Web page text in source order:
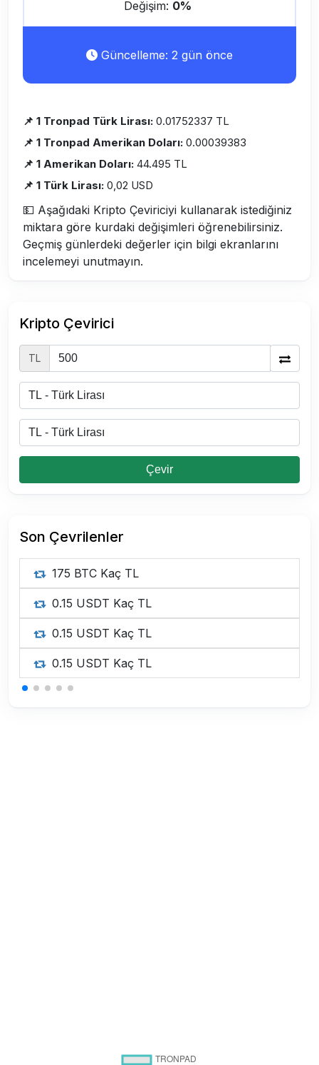
Değişim: 0%
Güncelleme: 2 gün önce
📌 1 Tronpad Türk Lirası: 0.01752337 TL
📌 1 Tronpad Amerikan Doları: 0.00039383
📌 1 Amerikan Doları: 44.495 TL
📌 1 Türk Lirası: 0,02 USD
💵 Aşağıdaki Kripto Çeviriciyi kullanarak istediğiniz
miktara göre kurdaki değişimleri öğrenebilirsiniz.
Geçmiş günlerdeki değerler için bilgi ekranlarını
incelemeyi unutmayın.
Kripto Çevirici
TL
Çevir
Son Çevrilenler
175 BTC Kaç TL
0.15 USDT Kaç TL
0.15 USDT Kaç TL
0.15 USDT Kaç TL